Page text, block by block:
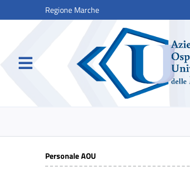
Regione Marche
Personale AOU